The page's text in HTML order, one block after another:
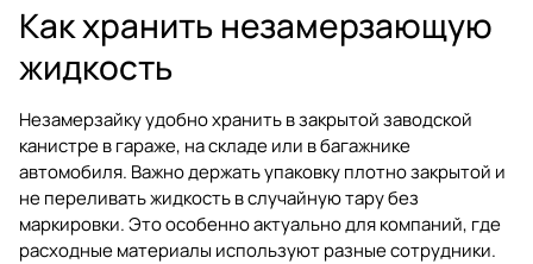
Как хранить незамерзающую
жидкость
Незамерзайку удобно хранить в закрытой заводской
канистре в гараже, на складе или в багажнике
автомобиля. Важно держать упаковку плотно закрытой и
не переливать жидкость в случайную тару без
маркировки. Это особенно актуально для компаний, где
расходные материалы используют разные сотрудники.